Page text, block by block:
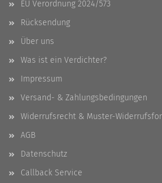
EU Verordnung 2024/573
Rücksendung
Über uns
Was ist ein Verdichter?
Impressum
Versand- & Zahlungsbedingungen
Widerrufsrecht & Muster-
AGB
Datenschutz
Callback Service